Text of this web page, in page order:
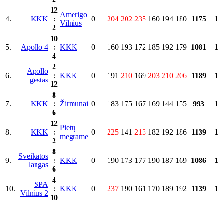
4. KKK
12
:
2
Amerigo
Vilnius
0 204 202 235 160 194 180 1175
5. Apollo 4
10
:
4
KKK 0 160 193 172 185 192 179 1081
6.
Apollo
gestas
2
:
12
KKK 0 191 210 169 203 210 206 1189
7. KKK
8
:
6
Žirmūnai 0 183 175 167 169 144 155 993
8. KKK
12
:
2
Pietų
megrame
0 225 141 213 182 192 186 1139
9.
Sveikatos
langas
8
:
6
KKK 0 190 173 177 190 187 169 1086
10.
SPA
Vilnius 2
4
:
10
KKK 0 237 190 161 170 189 192 1139